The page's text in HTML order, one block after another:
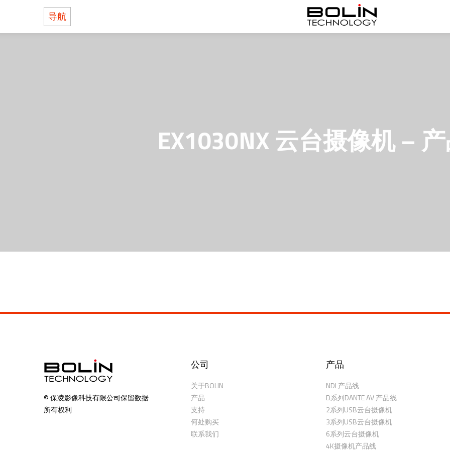
导航
EX1030NX 云台摄像机 –
© 保凌影像科技有限公司保留数据
所有权利
公司
关于BOLIN
产品
支持
何处购买
联系我们
产品
NDI 产品线
D系列DANTE AV 产品线
2系列USB云台摄像机
3系列USB云台摄像机
6系列云台摄像机
4K摄像机产品线